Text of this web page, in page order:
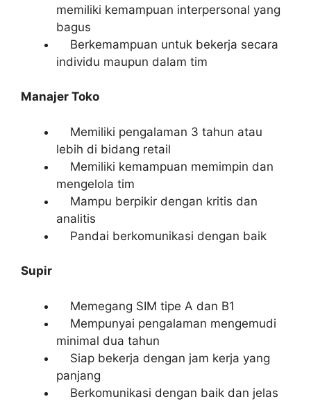
memiliki kemampuan interpersonal yang
bagus
Berkemampuan untuk bekerja secara
individu maupun dalam tim
Manajer Toko
Memiliki pengalaman 3 tahun atau
lebih di bidang retail
Memiliki kemampuan memimpin dan
mengelola tim
Mampu berpikir dengan kritis dan
analitis
Pandai berkomunikasi dengan baik
Supir
Memegang SIM tipe A dan B1
Mempunyai pengalaman mengemudi
minimal dua tahun
Siap bekerja dengan jam kerja yang
panjang
Berkomunikasi dengan baik dan jelas